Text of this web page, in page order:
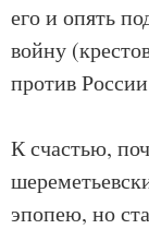
его и опять
войну
против
К счастью,
эпопею, но